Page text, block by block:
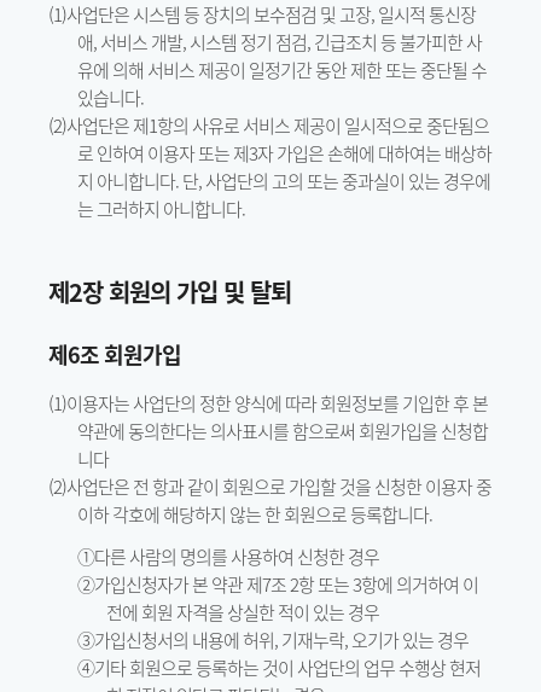
(1)사업단은 시스템 등 장치의 보수점검 및 고장, 일시적 통신장
애, 서비스 개발, 시스템 정기 점검, 긴급조치 등 불가피한 사
유에 의해 서비스 제공이 일정기간 동안 제한 또는 중단될 수
있습니다.
(2)사업단은 제1항의 사유로 서비스 제공이 일시적으로 중단됨으
로 인하여 이용자 또는 제3자 가입은 손해에 대하여는 배상하
지 아니합니다. 단, 사업단의 고의 또는 중과실이 있는 경우에
는 그러하지 아니합니다.
제2장 회원의 가입 및 탈퇴
제6조 회원가입
(1)이용자는 사업단의 정한 양식에 따라 회원정보를 기입한 후 본
약관에 동의한다는 의사표시를 함으로써 회원가입을 신청합
니다
(2)사업단은 전 항과 같이 회원으로 가입할 것을 신청한 이용자 중
이하 각호에 해당하지 않는 한 회원으로 등록합니다.
①다른 사람의 명의를 사용하여 신청한 경우
②가입신청자가 본 약관 제7조 2항 또는 3항에 의거하여 이
전에 회원 자격을 상실한 적이 있는 경우
③가입신청서의 내용에 허위, 기재누락, 오기가 있는 경우
④기타 회원으로 등록하는 것이 사업단의 업무 수행상 현저